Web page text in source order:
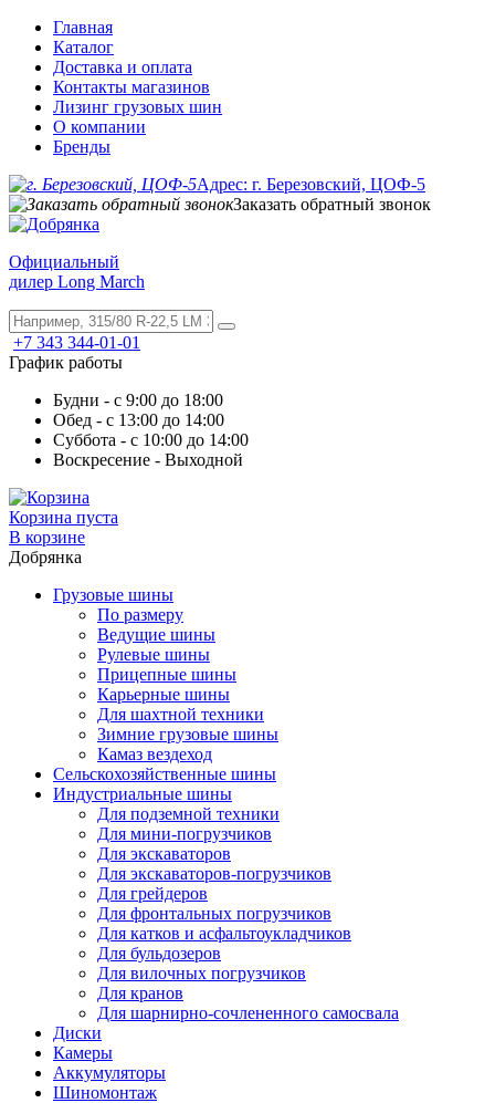
Главная
Каталог
Доставка и оплата
Контакты магазинов
Лизинг грузовых шин
О компании
Бренды
Адрес: г. Березовский, ЦОФ-5
Заказать обратный звонок
Официальный
дилер Long March
+7 343 344-01-01
График работы
Будни - с 9:00 до 18:00
Обед - с 13:00 до 14:00
Суббота - с 10:00 до 14:00
Воскресение - Выходной
Корзина пуста
В корзине
Добрянка
Грузовые шины
По размеру
Ведущие шины
Рулевые шины
Прицепные шины
Карьерные шины
Для шахтной техники
Зимние грузовые шины
Камаз вездеход
Сельскохозяйственные шины
Индустриальные шины
Для подземной техники
Для мини-погрузчиков
Для экскаваторов
Для экскаваторов-погрузчиков
Для грейдеров
Для фронтальных погрузчиков
Для катков и асфальтоукладчиков
Для бульдозеров
Для вилочных погрузчиков
Для кранов
Для шарнирно-сочлененного самосвала
Диски
Камеры
Аккумуляторы
Шиномонтаж